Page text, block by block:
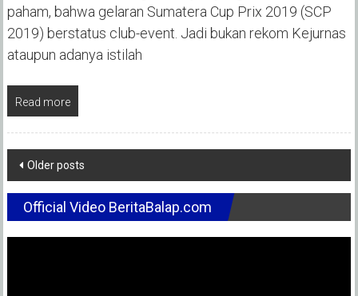
paham, bahwa gelaran Sumatera Cup Prix 2019 (SCP
2019) berstatus club-event. Jadi bukan rekom Kejurnas
ataupun adanya istilah
Read more
Posts
navigation
Older posts
Official Video BeritaBalap.com